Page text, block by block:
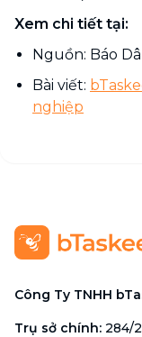
Xem chi tiết tại:
Nguồn: Báo
Bài viết:
nghiệp
Công Ty TNHH
Trụ sở chính: 284/